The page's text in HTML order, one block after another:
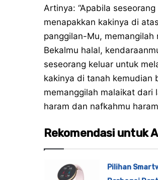
Artinya: “Apabila
menapakkan kakinya di
panggilan-Mu, memangilah
Bekalmu halal,
seseorang keluar untuk
kakinya di tanah kemudian
memanggilah malaikat dari
haram dan nafkahmu
Rekomendasi untuk
Pilihan